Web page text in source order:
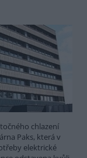
chlazení
Paks, která v
elektrické